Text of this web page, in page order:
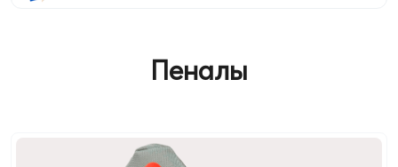
Пеналы